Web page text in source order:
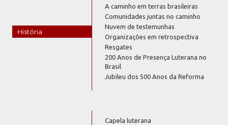
História
A caminho em terras brasileiras
Comunidades juntas no caminho
Nuvem de testemunhas
Organizações em retrospectiva
Resgates
200 Anos de Presença Luterana no
Brasil
Jubileu dos 500 Anos da Reforma
Capela luterana